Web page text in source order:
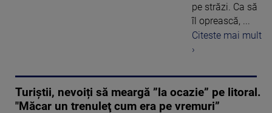
pe străzi. Ca să
îl oprească, ...
Citeste mai mult
›
Turiștii, nevoiți să meargă ”la ocazie” pe litoral.
"Măcar un trenuleţ cum era pe vremuri”